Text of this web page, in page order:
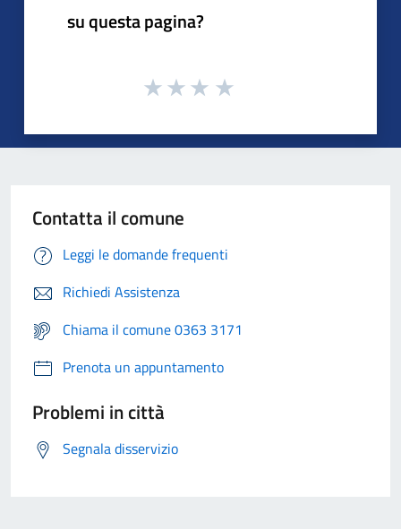
su questa pagina?
Contatta il comune
Leggi le domande frequenti
Richiedi Assistenza
Chiama il comune 0363 3171
Prenota un appuntamento
Problemi in città
Segnala disservizio